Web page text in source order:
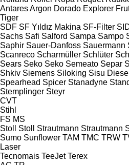
AntaresArgon Dorado Explorer
Tiger
SDF SF Yıldız Makina SF-Filter
Sachs Safi Salford Sampa Sampo
Saphir Sauer-Danfoss Sauermann
Scanreco Scharmüller Schlüter
Sears Seko Seko Semeato Separ
Shkiv Siemens Siloking Sisu Diesel
Spearhead Spicer Stanadyne
Stemplinger Steyr
CVT
Stihl
FS MS
Stoll
Stoll Strautmann Strautmann
Sumo Sunflower TAM TMC TRW
Laser
Tecnomais TeeJet Terex